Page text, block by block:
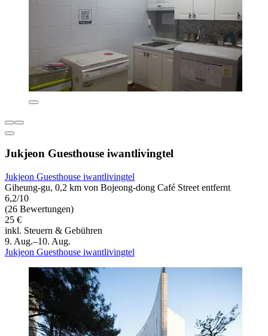
Jukjeon Guesthouse iwantlivingtel
Jukjeon Guesthouse iwantlivingtel
Giheung-gu, 0,2 km von Bojeong-dong Café Street entfernt
6,2/10
(26 Bewertungen)
25 €
inkl. Steuern & Gebühren
9. Aug.–10. Aug.
Jukjeon Guesthouse iwantlivingtel